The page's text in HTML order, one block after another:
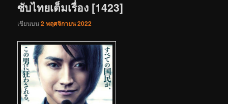
ซับไทยเต็มเรื่อง [1423]
เขียนบน2 พฤศจิกายน 2022